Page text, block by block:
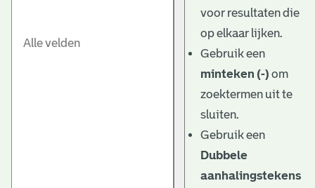
voor resultaten die
op elkaar lijken.
Gebruik een
minteken (-) om
zoektermen uit te
sluiten.
Gebruik een
Dubbele
aanhalingstekens